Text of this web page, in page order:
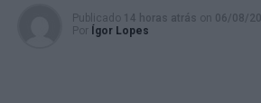
Publicado 14 horas atrás on 06/08/
Por
Ígor Lopes